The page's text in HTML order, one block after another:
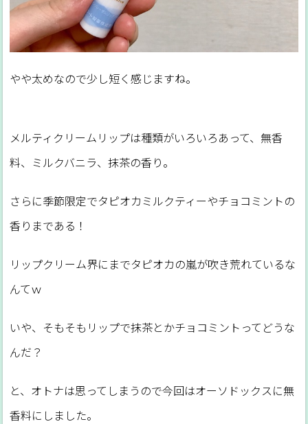
やや太めなので少し短く感じますね。
メルティクリームリップは種類がいろいろあって、無香
料、ミルクバニラ、抹茶の香り。
さらに季節限定でタピオカミルクティーやチョコミントの
香りまである！
リップクリーム界にまでタピオカの嵐が吹き荒れているな
んてｗ
いや、そもそもリップで抹茶とかチョコミントってどうな
んだ？
と、オトナは思ってしまうので今回はオーソドックスに無
香料にしました。